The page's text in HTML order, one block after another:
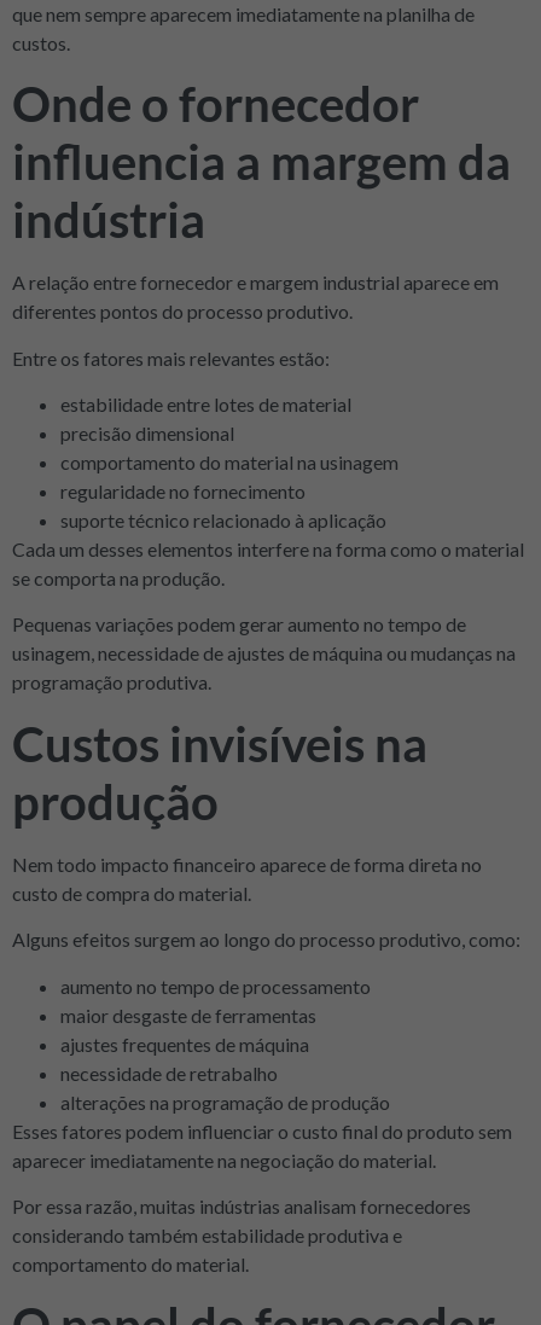
que nem sempre aparecem imediatamente na planilha de
custos.
Onde o fornecedor
influencia a margem da
indústria
A relação entre fornecedor e margem industrial aparece em
diferentes pontos do processo produtivo.
Entre os fatores mais relevantes estão:
estabilidade entre lotes de material
precisão dimensional
comportamento do material na usinagem
regularidade no fornecimento
suporte técnico relacionado à aplicação
Cada um desses elementos interfere na forma como o material
se comporta na produção.
Pequenas variações podem gerar aumento no tempo de
usinagem, necessidade de ajustes de máquina ou mudanças na
programação produtiva.
Custos invisíveis na
produção
Nem todo impacto financeiro aparece de forma direta no
custo de compra do material.
Alguns efeitos surgem ao longo do processo produtivo, como:
aumento no tempo de processamento
maior desgaste de ferramentas
ajustes frequentes de máquina
necessidade de retrabalho
alterações na programação de produção
Esses fatores podem influenciar o custo final do produto sem
aparecer imediatamente na negociação do material.
Por essa razão, muitas indústrias analisam fornecedores
considerando também estabilidade produtiva e
comportamento do material.